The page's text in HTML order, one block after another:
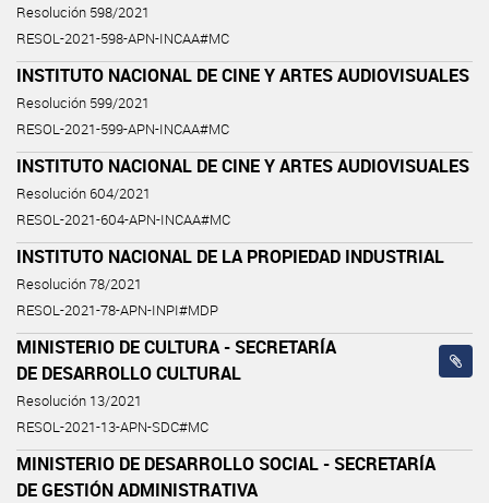
Resolución 598/2021
RESOL-2021-598-APN-INCAA#MC
INSTITUTO NACIONAL DE CINE Y ARTES AUDIOVISUALES
Resolución 599/2021
RESOL-2021-599-APN-INCAA#MC
INSTITUTO NACIONAL DE CINE Y ARTES AUDIOVISUALES
Resolución 604/2021
RESOL-2021-604-APN-INCAA#MC
INSTITUTO NACIONAL DE LA PROPIEDAD INDUSTRIAL
Resolución 78/2021
RESOL-2021-78-APN-INPI#MDP
MINISTERIO DE CULTURA - SECRETARÍA
DE DESARROLLO CULTURAL
Resolución 13/2021
RESOL-2021-13-APN-SDC#MC
MINISTERIO DE DESARROLLO SOCIAL - SECRETARÍA
DE GESTIÓN ADMINISTRATIVA